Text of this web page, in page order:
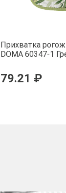
Прихватка
DOMA 60347-1
79.21 ₽